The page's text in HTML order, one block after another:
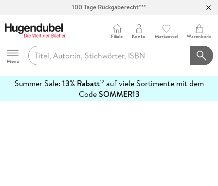
100 Tage Rückgaberecht***
Hugendubel
Menu
Filiale Konto Merkzettel Warenkorb
Summer Sale: 13% Rabatt12auf viele Sortimente mit dem
CodeSOMMER13
erfahren